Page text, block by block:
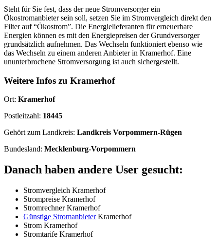
Steht für Sie fest, dass der neue Stromversorger ein
Ökostromanbieter sein soll, setzen Sie im Stromvergleich direkt den
Filter auf “Ökostrom”. Die Energielieferanten für erneuerbare
Energien können es mit den Energiepreisen der Grundversorger
grundsätzlich aufnehmen. Das Wechseln funktioniert ebenso wie
das Wechseln zu einem anderen Anbieter in Kramerhof. Eine
ununterbrochene Stromversorgung ist auch sichergestellt.
Weitere Infos zu Kramerhof
Ort: Kramerhof
Postleitzahl: 18445
Gehört zum Landkreis: Landkreis Vorpommern-Rügen
Bundesland: Mecklenburg-Vorpommern
Danach haben andere User gesucht:
Stromvergleich Kramerhof
Strompreise Kramerhof
Stromrechner Kramerhof
Günstige StromanbieterKramerhof
Strom Kramerhof
Stromtarife Kramerhof